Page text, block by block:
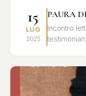
15
LUG
2025
PAURA
Incontro